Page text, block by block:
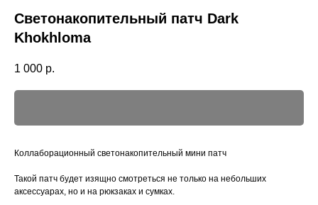
Светонакопительный патч Dark
Khokhloma
1 000 р.
Коллаборационный светонакопительный мини патч
Такой патч будет изящно смотреться не только на небольших
аксессуарах, но и на рюкзаках и сумках.